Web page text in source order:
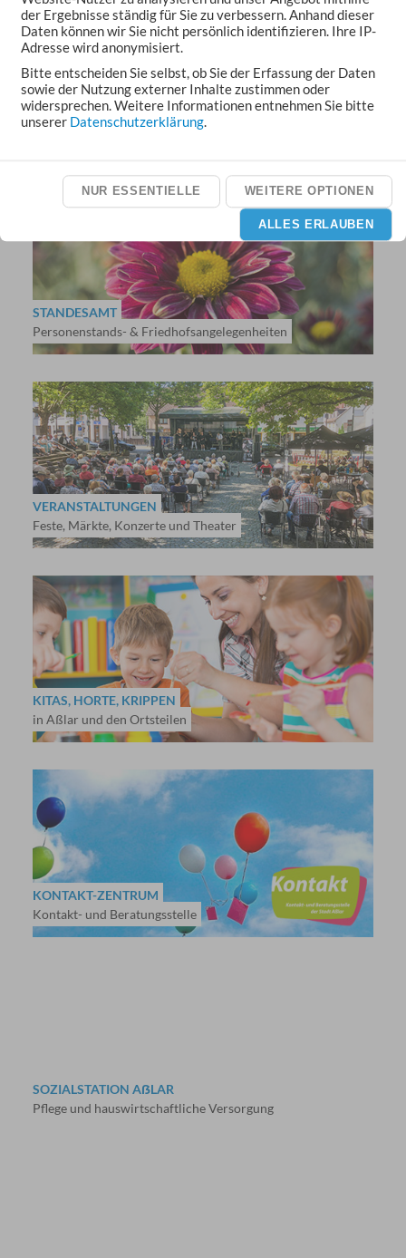
BÜRGERSERVICE
STANDESAMT
Personenstands- & Friedhofsangelegenheiten
VERANSTALTUNGEN
Feste, Märkte, Konzerte und Theater
KITAS, HORTE, KRIPPEN
in Aßlar und den Ortsteilen
KONTAKT-ZENTRUM
Kontakt- und Beratungsstelle
SOZIALSTATION AẞLAR
Pflege und hauswirtschaftliche Versorgung
der Ergebnisse ständig für Sie zu verbessern. Anhand dieser
Daten können wir Sie nicht persönlich identifizieren. Ihre IP-
Adresse wird anonymisiert.
Bitte entscheiden Sie selbst, ob Sie der Erfassung der Daten
sowie der Nutzung externer Inhalte zustimmen oder
widersprechen. Weitere Informationen entnehmen Sie bitte
unserer Datenschutzerklärung.
NUR ESSENTIELLE WEITERE OPTIONEN
ALLES ERLAUBEN